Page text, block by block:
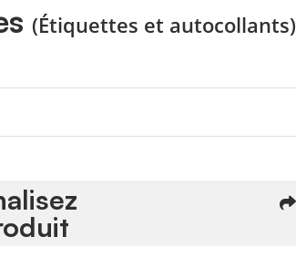
(Étiquettes et autocollants)